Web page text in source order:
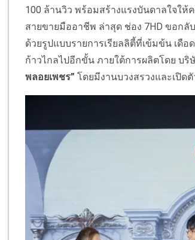
100 ล้านวิว พร้อมสร้างแรงบันดาลใจใ
สายขายมืออาชีพ ล่าสุด ช่อง 7HD ขอกลั
ด้วยรูปแบบรายการเรียลลิตี้ที่เข้มข้น เดือ
ก้าวไกลไปอีกขั้น ภายใต้การผลิตโดย บริ
พลอยเพชร”โดยมีงานบวงสรวงและเปิด